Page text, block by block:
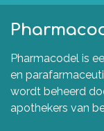
Pharmacodel is
en
wordt beheerd
apothekers van